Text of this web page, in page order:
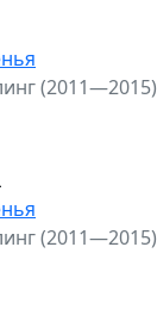
(2011—2015)
(2011—2015)